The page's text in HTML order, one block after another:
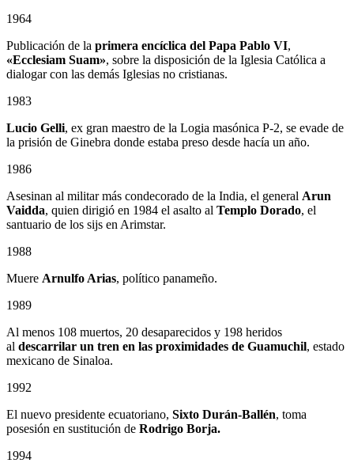
1964
Publicación de la primera encíclica del Papa Pablo VI,
«Ecclesiam Suam», sobre la disposición de la Iglesia Católica a
dialogar con las demás Iglesias no cristianas.
1983
Lucio Gelli, ex gran maestro de la Logia masónica P-2, se evade de
la prisión de Ginebra donde estaba preso desde hacía un año.
1986
Asesinan al militar más condecorado de la India, el general Arun
Vaidda, quien dirigió en 1984 el asalto al Templo Dorado, el
santuario de los sijs en Arimstar.
1988
Muere Arnulfo Arias, político panameño.
1989
Al menos 108 muertos, 20 desaparecidos y 198 heridos
al descarrilar un tren en las proximidades de Guamuchil, estado
mexicano de Sinaloa.
1992
El nuevo presidente ecuatoriano, Sixto Durán-Ballén, toma
posesión en sustitución de Rodrigo Borja.
1994